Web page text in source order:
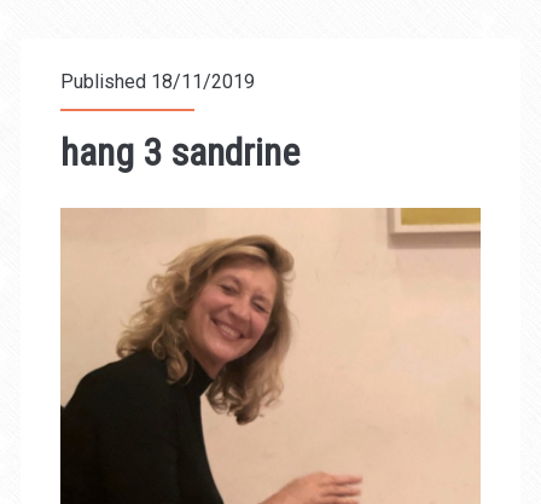
Published 18/11/2019
hang 3 sandrine